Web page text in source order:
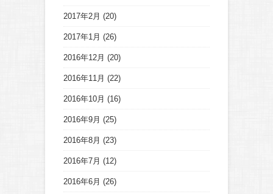
2017年2月 (20)
2017年1月 (26)
2016年12月 (20)
2016年11月 (22)
2016年10月 (16)
2016年9月 (25)
2016年8月 (23)
2016年7月 (12)
2016年6月 (26)